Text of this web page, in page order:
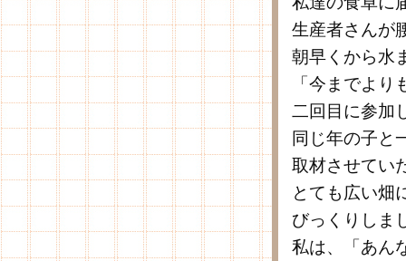
生産者さんが
朝早くから水
「今までよ
二回目に参加
同じ年の子と
取材させてい
とても広い畑
びっくりしま
私は、「あん